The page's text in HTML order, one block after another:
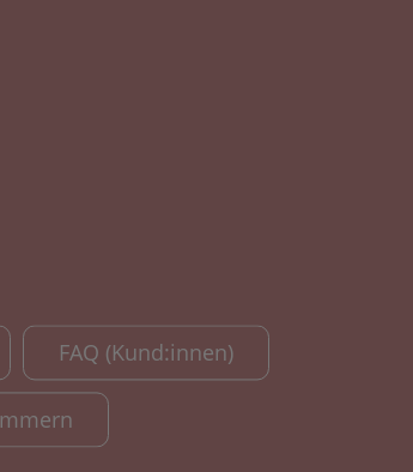
FAQ (Kund:innen)